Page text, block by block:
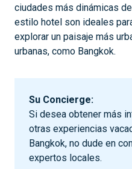
ciudades más dinámicas
estilo hotel son ideales
explorar un paisaje más
urbanas, como Bangkok.
Su Concierge:
Si desea obtener más
otras experiencias
Bangkok, no dude en
expertos locales.